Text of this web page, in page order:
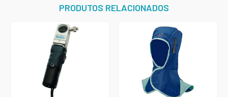
PRODUTOS RELACIONADOS